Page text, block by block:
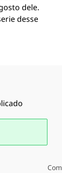
dele.
desse